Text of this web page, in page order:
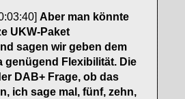
Aber man könnte
UKW-Paket
sagen wir geben dem
genügend Flexibilität. Die
DAB+ Frage, ob das
ich sage mal, fünf, zehn,